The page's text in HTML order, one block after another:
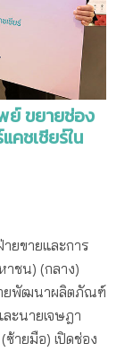
ย์ ขยายช่อง
คชเชียร์ใน
ยขายและการ
าชน) (กลาง)
ายพัฒนาผลิตภัณฑ์
ละนายเจษฎา
ายมือ) เปิดช่อง